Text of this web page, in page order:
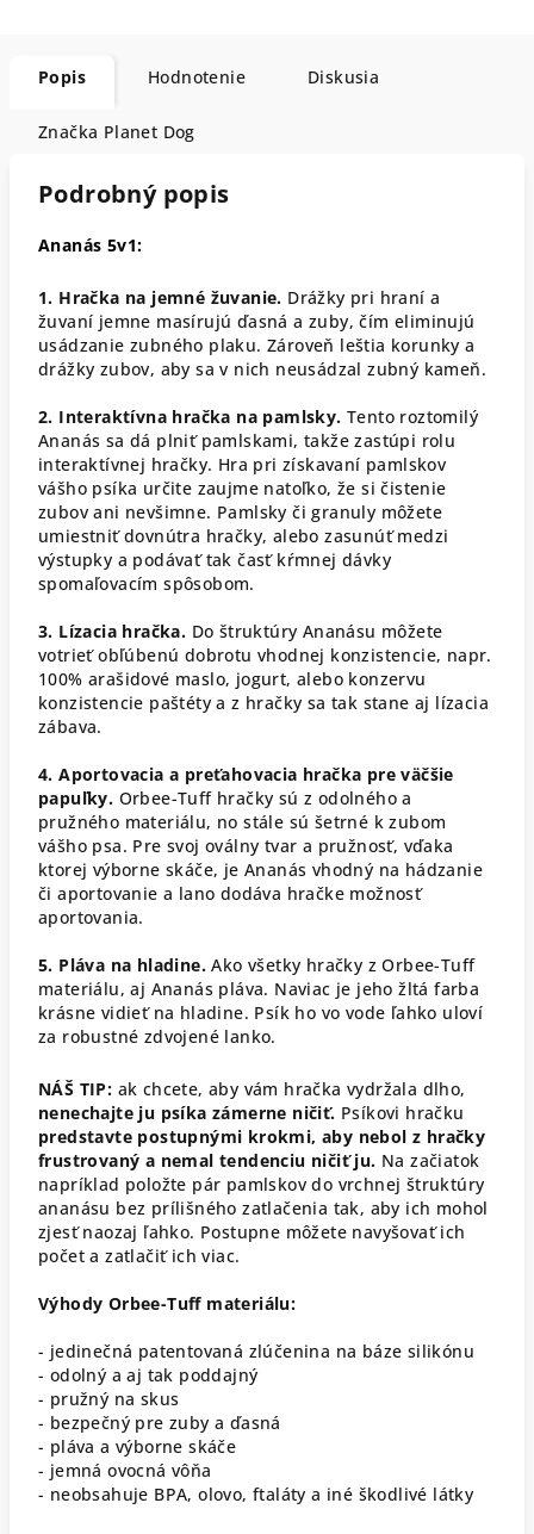
Popis Hodnotenie Diskusia
Značka Planet Dog
Podrobný popis
Ananás 5v1:
1. Hračka na jemné žuvanie. Drážky pri hraní a
žuvaní jemne masírujú ďasná a zuby, čím eliminujú
usádzanie zubného plaku. Zároveň leštia korunky a
drážky zubov, aby sa v nich neusádzal zubný kameň.
2. Interaktívna hračka na pamlsky. Tento roztomilý
Ananás sa dá plniť pamlskami, takže zastúpi rolu
interaktívnej hračky. Hra pri získavaní pamlskov
vášho psíka určite zaujme natoľko, že si čistenie
zubov ani nevšimne. Pamlsky či granuly môžete
umiestniť dovnútra hračky, alebo zasunúť medzi
výstupky a podávať tak časť kŕmnej dávky
spomaľovacím spôsobom.
3. Lízacia hračka. Do štruktúry Ananásu môžete
votrieť obľúbenú dobrotu vhodnej konzistencie, napr.
100% arašidové maslo, jogurt, alebo konzervu
konzistencie paštéty a z hračky sa tak stane aj lízacia
zábava.
4. Aportovacia a preťahovacia hračka pre väčšie
papuľky. Orbee-Tuff hračky sú z odolného a
pružného materiálu, no stále sú šetrné k zubom
vášho psa. Pre svoj oválny tvar a pružnosť, vďaka
ktorej výborne skáče, je Ananás vhodný na hádzanie
či aportovanie a lano dodáva hračke možnosť
aportovania.
5. Pláva na hladine. Ako všetky hračky z Orbee-Tuff
materiálu, aj Ananás pláva. Naviac je jeho žltá farba
krásne vidieť na hladine. Psík ho vo vode ľahko uloví
za robustné zdvojené lanko.
NÁŠ TIP: ak chcete, aby vám hračka vydržala dlho,
nenechajte ju psíka zámerne ničiť. Psíkovi hračku
predstavte postupnými krokmi, aby nebol z hračky
frustrovaný a nemal tendenciu ničiť ju. Na začiatok
napríklad položte pár pamlskov do vrchnej štruktúry
ananásu bez prílišného zatlačenia tak, aby ich mohol
zjesť naozaj ľahko. Postupne môžete navyšovať ich
počet a zatlačiť ich viac.
Výhody Orbee-Tuff materiálu:
- jedinečná patentovaná zlúčenina na báze silikónu
- odolný a aj tak poddajný
- pružný na skus
- bezpečný pre zuby a ďasná
- pláva a výborne skáče
- jemná ovocná vôňa
- neobsahuje BPA, olovo, ftaláty a iné škodlivé látky